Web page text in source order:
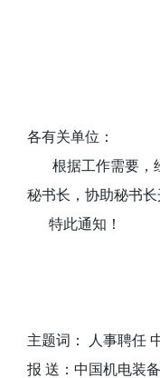
各有关单位：
根据工作需要，
秘书长，协助秘书长
特此通知！
主题词： 人事聘任
报 送：中国机电装